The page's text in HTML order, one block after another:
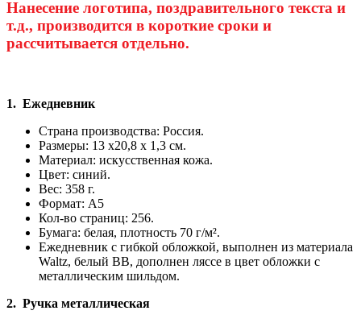
Нанесение логотипа, поздравительного текста и
т.д., производится в короткие сроки и
рассчитывается отдельно.
1. Ежедневник
Страна производства: Россия.
Размеры: 13 х20,8 х 1,3 см.
Материал: искусственная кожа.
Цвет: синий.
Вес: 358 г.
Формат: А5
Кол-во страниц: 256.
Бумага: белая, плотность 70 г/м².
Ежедневник с гибкой обложкой, выполнен из материала
Waltz, белый BB, дополнен ляссе в цвет обложки с
металлическим шильдом.
2. Ручка металлическая